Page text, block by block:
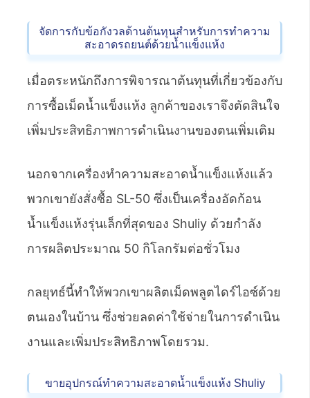
จัดการกับข้อกังวลด้านต้นทุนสำหรับการทำความ
สะอาดรถยนต์ด้วยน้ำแข็งแห้ง
เมื่อตระหนักถึงการพิจารณาต้นทุนที่เกี่ยวข้องกับ
การซื้อเม็ดน้ำแข็งแห้ง ลูกค้าของเราจึงตัดสินใจ
เพิ่มประสิทธิภาพการดำเนินงานของตนเพิ่มเติม
นอกจากเครื่องทำความสะอาดน้ำแข็งแห้งแล้ว
พวกเขายังสั่งซื้อ SL-50 ซึ่งเป็นเครื่องอัดก้อน
น้ำแข็งแห้งรุ่นเล็กที่สุดของ Shuliy ด้วยกำลัง
การผลิตประมาณ 50 กิโลกรัมต่อชั่วโมง
กลยุทธ์นี้ทำให้พวกเขาผลิตเม็ดพลูตไดร์ไอซ์ด้วย
ตนเองในบ้าน ซึ่งช่วยลดค่าใช้จ่ายในการดำเนิน
งานและเพิ่มประสิทธิภาพโดยรวม.
ขายอุปกรณ์ทำความสะอาดน้ำแข็งแห้ง Shuliy